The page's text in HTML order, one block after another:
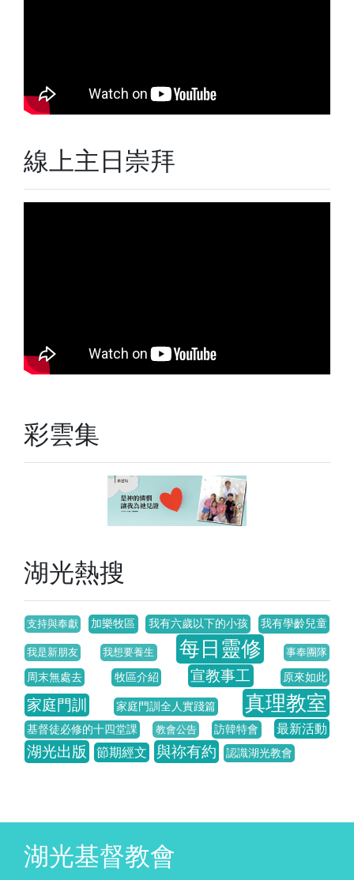
線上主日崇拜
彩雲集
湖光熱搜
支持與奉獻 加樂牧區 我有六歲以下的小孩 我有學齡兒童
我是新朋友 我想要養生 每日靈修 事奉團隊
周末無處去 牧區介紹 宣教事工 原來如此
家庭門訓 家庭門訓全人實踐篇 真理教室
基督徒必修的十四堂課 教會公告 訪韓特會 最新活動
湖光出版 節期經文 與祢有約 認識湖光教會
湖光基督教會